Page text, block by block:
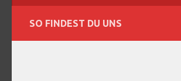
SO FINDEST DU UNS